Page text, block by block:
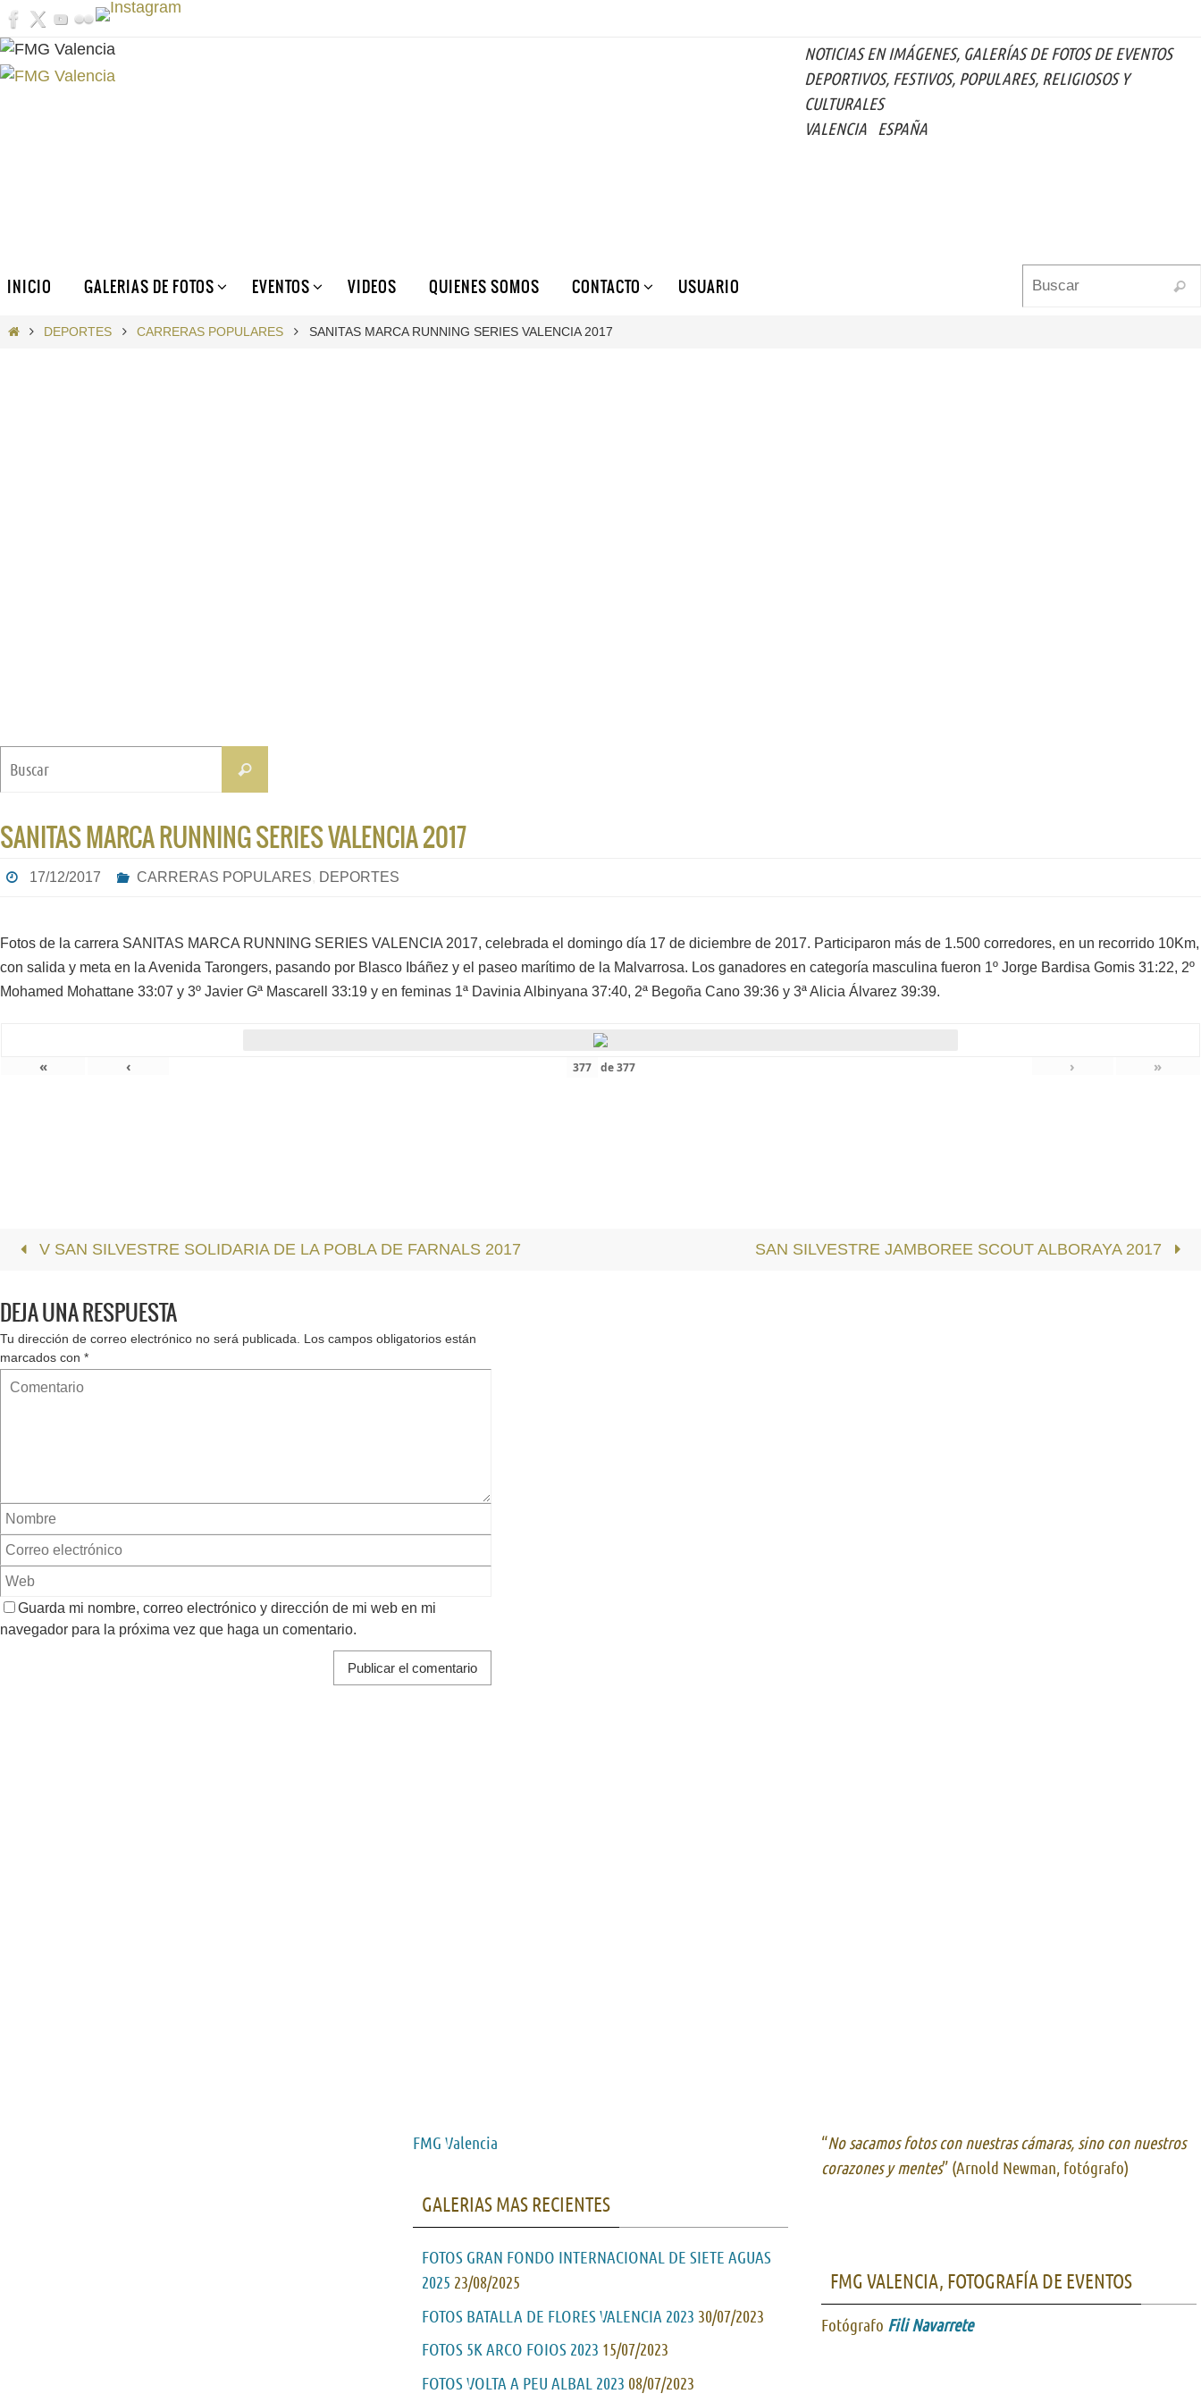
al
contenido
NOTICIAS EN IMÁGENES, GALERÍAS DE FOTOS DE EVENTOS
DEPORTIVOS, FESTIVOS, POPULARES, RELIGIOSOS Y
CULTURALES
VALENCIA ESPAÑA
INICIO GALERIAS DE FOTOS EVENTOS VIDEOS QUIENES SOMOS CONTACTO USUARIO
INICIODEPORTES CARRERAS POPULARES SANITAS MARCA RUNNING SERIES VALENCIA 2017
Buscar
SANITAS MARCA RUNNING SERIES VALENCIA 2017
17/12/2017 CARRERAS POPULARES, DEPORTES
Fotos de la carrera SANITAS MARCA RUNNING SERIES VALENCIA 2017, celebrada el domingo día 17 de diciembre de 2017. Participaron más de 1.500 corredores, en un recorrido 10Km,
con salida y meta en la Avenida Tarongers, pasando por Blasco Ibáñez y el paseo marítimo de la Malvarrosa. Los ganadores en categoría masculina fueron 1º Jorge Bardisa Gomis 31:22, 2º
Mohamed Mohattane 33:07 y 3º Javier Gª Mascarell 33:19 y en feminas 1ª Davinia Albinyana 37:40, 2ª Begoña Cano 39:36 y 3ª Alicia Álvarez 39:39.
« ‹ de377 › »
V SAN SILVESTRE SOLIDARIA DE LA POBLA DE FARNALS 2017 SAN SILVESTRE JAMBOREE SCOUT ALBORAYA 2017
DEJA UNA RESPUESTA
Tu dirección de correo electrónico no será publicada.
Los campos obligatorios están
marcados con *
Guarda mi nombre, correo electrónico y dirección de mi web en mi
navegador para la próxima vez que haga un comentario.
FMG Valencia
GALERIAS MAS RECIENTES
FOTOS GRAN FONDO INTERNACIONAL DE SIETE AGUAS
2025 23/08/2025
FOTOS BATALLA DE FLORES VALENCIA 2023 30/07/2023
FOTOS 5K ARCO FOIOS 2023 15/07/2023
FOTOS VOLTA A PEU ALBAL 2023 08/07/2023
“No sacamos fotos con nuestras cámaras, sino con nuestros
corazones y mentes” (Arnold Newman, fotógrafo)
FMG VALENCIA, FOTOGRAFÍA DE EVENTOS
Fotógrafo Fili Navarrete